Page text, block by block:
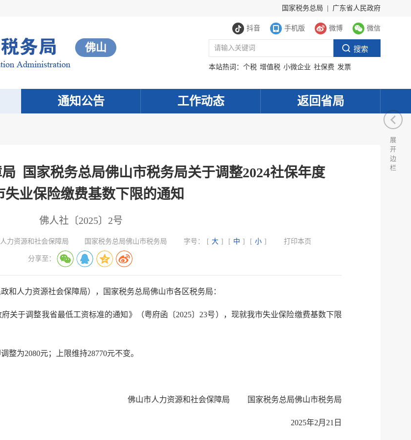
国家税务总局 广东省人民政府
抖音 手机版 微博 微信
佛山
本站热词： 个税 增值税 小微企业 社保费 发票
通知公告 工作动态 返回省局
国家税务总局佛山市税务局关于调整2024社保年度
失业保险缴费基数下限的通知
佛人社〔2025〕2号
人力资源和社会保障局 国家税务总局佛山市税务局 字号： [ 大 ] [ 中 ] [ 小 ] 打印本页
分享至：
和人力资源社会保障局），国家税务总局佛山市各区税务局：
关于调整我省最低工资标准的通知》（粤府函〔2025〕23号） ， 现就我市失业保险缴费基数下限
整为2080元；上限维持28770元不变。
佛山市人力资源和社会保障局 国家税务总局佛山市税务局
2025年2月21日
展
开
边
栏